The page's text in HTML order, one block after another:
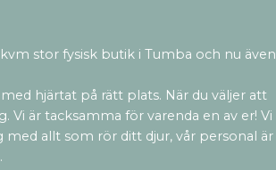
stor fysisk butik i Tumba och nu även
hjärtat på rätt plats. När du väljer att
Vi är tacksamma för varenda en av er! Vi
allt som rör ditt djur, vår personal är